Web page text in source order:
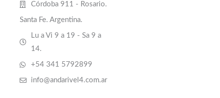
Córdoba 911 - Rosario.
Santa Fe. Argentina.
Lu a Vi 9 a 19 - Sa 9 a
14.
+54 341 5792899
info@andarivel4.com.ar